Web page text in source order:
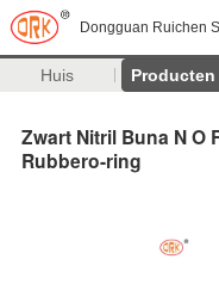
Dongguan Ruichen
Huis Producten
Zwart Nitril Buna N O
Rubbero-ring